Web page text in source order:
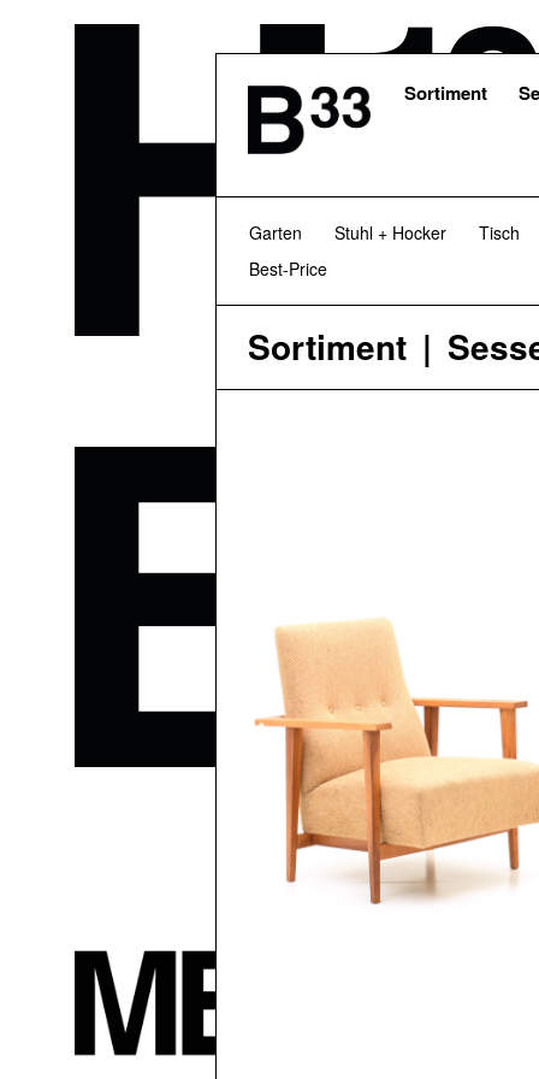
Sortiment
Garten Stuhl + Hocker Tisch
Best-Price
Sortiment